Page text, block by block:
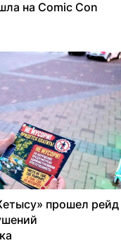
на Comic Con
прошел рейд